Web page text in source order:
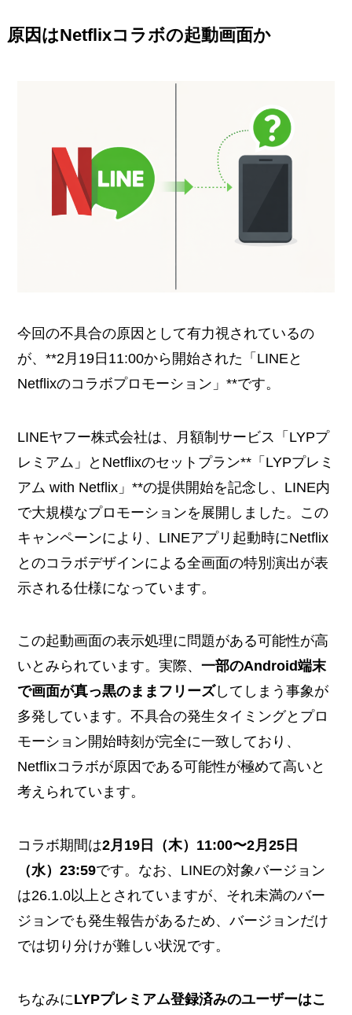
原因はNetflixコラボの起動画面か
今回の不具合の原因として有力視されているの
が、**2月19日11:00から開始された「LINEと
Netflixのコラボプロモーション」**です。
LINEヤフー株式会社は、月額制サービス「LYPプ
レミアム」とNetflixのセットプラン**「LYPプレミ
アム with Netflix」**の提供開始を記念し、LINE内
で大規模なプロモーションを展開しました。この
キャンペーンにより、LINEアプリ起動時にNetflix
とのコラボデザインによる全画面の特別演出が表
示される仕様になっています。
この起動画面の表示処理に問題がある可能性が高
いとみられています。実際、一部のAndroid端末
で画面が真っ黒のままフリーズしてしまう事象が
多発しています。不具合の発生タイミングとプロ
モーション開始時刻が完全に一致しており、
Netflixコラボが原因である可能性が極めて高いと
考えられています。
コラボ期間は2月19日（木）11:00〜2月25日
（水）23:59です。なお、LINEの対象バージョン
は26.1.0以上とされていますが、それ未満のバー
ジョンでも発生報告があるため、バージョンだけ
では切り分けが難しい状況です。
ちなみにLYPプレミアム登録済みのユーザーはこ